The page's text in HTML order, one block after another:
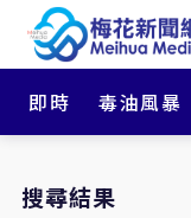
即時 毒油風暴
搜尋結果